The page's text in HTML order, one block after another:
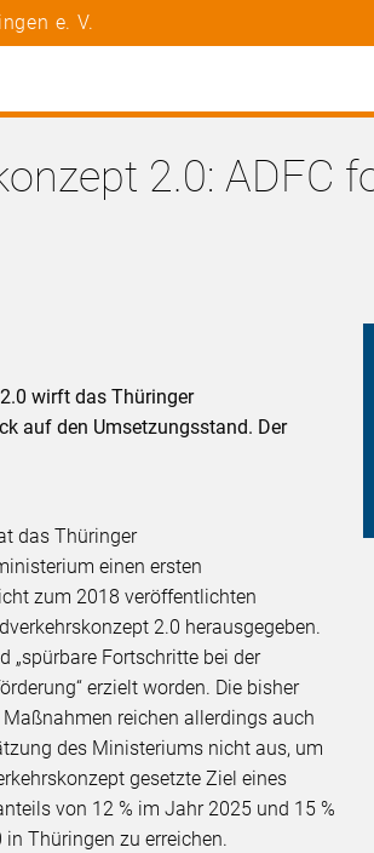
e. V.
2.0: ADFC
wirft das Thüringer
auf den Umsetzungsstand. Der
das Thüringer
einen ersten
zum 2018 veröffentlichten
2.0 herausgegeben.
„spürbare Fortschritte bei der
erzielt worden. Die bisher
reichen allerdings auch
des Ministeriums nicht aus, um
gesetzte Ziel eines
von 12 % im Jahr 2025 und 15 %
Thüringen zu erreichen.